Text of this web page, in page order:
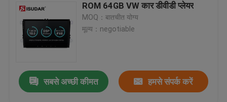
ROM 64GB VW कार डीवीडी प्लेयर
MOQ：बातचीत योग्य
मूल्य：negotiable
सबसे अच्छी कीमत हमसे संपर्क करें